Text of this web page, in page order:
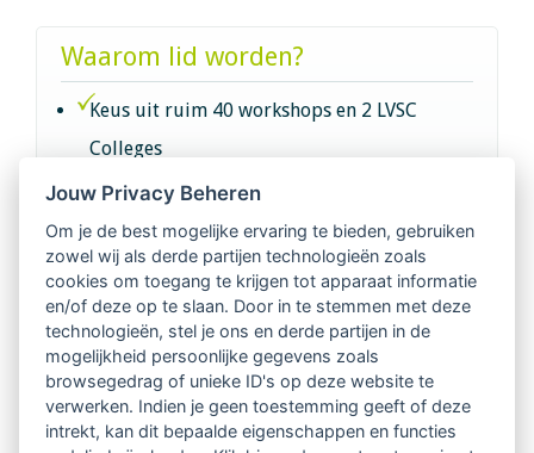
Waarom lid worden?
Keus uit ruim 40 workshops en 2 LVSC
Colleges
Intervisie met geregistreerde vakgenoten
Netwerk van 2100 professionals in 14
regio's
Vindbaar voor opdrachtgevers
Tijdschrift voor
Jouw Privacy Beheren
Om je de best mogelijke ervaring te bieden, gebruiken
zowel wij als derde partijen technologieën zoals
cookies om toegang te krijgen tot apparaat informatie
en/of deze op te slaan. Door in te stemmen met deze
technologieën, stel je ons en derde partijen in de
mogelijkheid persoonlijke gegevens zoals
browsegedrag of unieke ID's op deze website te
verwerken. Indien je geen toestemming geeft of deze
intrekt, kan dit bepaalde eigenschappen en functies